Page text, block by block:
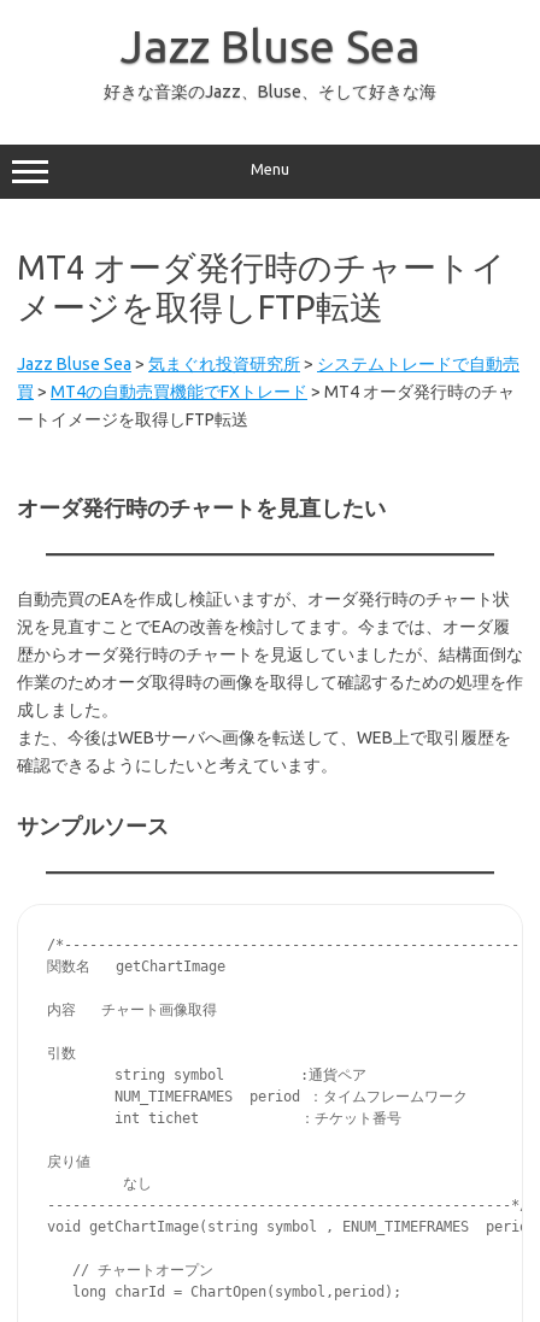
ッ
プ
Jazz Bluse Sea
好きな音楽のJazz、Bluse、そして好きな海
Menu
MT4 オーダ発行時のチャートイ
メージを取得しFTP転送
Jazz Bluse Sea > 気まぐれ投資研究所> システムトレードで自動売
買 > MT4の自動売買機能でFXトレード > MT4 オーダ発行時のチャ
ートイメージを取得しFTP転送
オーダ発行時のチャートを見直したい
自動売買のEAを作成し検証いますが、オーダ発行時のチャート状
況を見直すことでEAの改善を検討してます。今までは、オーダ履
歴からオーダ発行時のチャートを見返していましたが、結構面倒な
作業のためオーダ取得時の画像を取得して確認するための処理を作
成しました。
また、今後はWEBサーバへ画像を転送して、WEB上で取引履歴を
確認できるようにしたいと考えています。
サンプルソース
/*------------------------------------------------------
関数名   getChartImage
内容   チャート画像取得
引数
        string symbol         :通貨ペア
        NUM_TIMEFRAMES  period ：タイムフレームワーク
        int tichet            ：チケット番号
戻り値
         なし
-------------------------------------------------------*/
void getChartImage(string symbol , ENUM_TIMEFRAMES
   // チャートオープン
   long charId = ChartOpen(symbol,period);